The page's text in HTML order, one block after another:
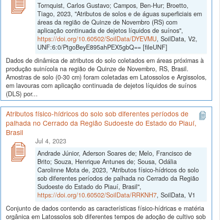
Tornquist, Carlos Gustavo; Campos, Ben-Hur; Broetto,
Tiago, 2023, "Atributos de solos e de águas superficiais em
áreas da região de Quinze de Novembro (RS) com
aplicação continuada de dejetos líquidos de suínos",
https://doi.org/10.60502/SoilData/DYEVMU, SoilData, V2,
UNF:6:0/PtgoBeyE895ahPEX5gbQ== [fileUNF]
Dados de dinâmica de atributos do solo coletados em áreas próximas à
produção suinícola na região de Quinze de Novembro, RS, Brasil.
Amostras de solo (0-30 cm) foram coletadas em Latossolos e Argissolos,
em lavouras com aplicação continuada de dejetos líquidos de suínos
(DLS) por...
Atributos físico-hídricos do solo sob diferentes períodos de
palhada no Cerrado da Região Sudoeste do Estado do Piauí,
Brasil
Jul 4, 2023
Andrade Júnior, Aderson Soares de; Melo, Francisco de
Brito; Souza, Henrique Antunes de; Sousa, Odália
Carolinne Mota de, 2023, "Atributos físico-hídricos do solo
sob diferentes períodos de palhada no Cerrado da Região
Sudoeste do Estado do Piauí, Brasil",
https://doi.org/10.60502/SoilData/RRKNH7, SoilData, V1
Conjunto de dados contendo as características físico-hídricas e matéria
orgânica em Latossolos sob diferentes tempos de adoção de cultivo sob